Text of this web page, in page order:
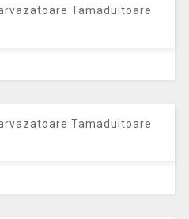
Tamaduitoare
Tamaduitoare